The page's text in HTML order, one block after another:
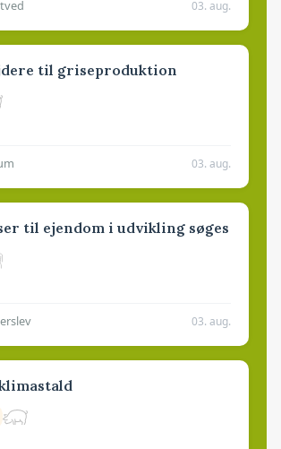
03. aug.
til griseproduktion
03. aug.
til ejendom i udvikling søges
03. aug.